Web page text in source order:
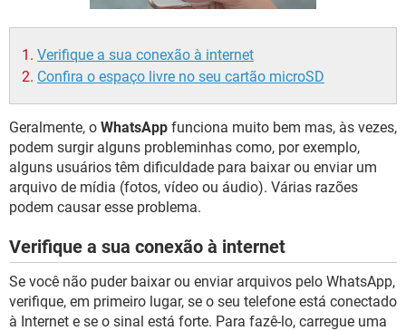
Verifique a sua conexão à internet
Confira o espaço livre no seu cartão microSD
Geralmente, o WhatsApp funciona muito bem mas, às vezes,
podem surgir alguns probleminhas como, por exemplo,
alguns usuários têm dificuldade para baixar ou enviar um
arquivo de mídia (fotos, vídeo ou áudio). Várias razões
podem causar esse problema.
Verifique a sua conexão à internet
Se você não puder baixar ou enviar arquivos pelo WhatsApp,
verifique, em primeiro lugar, se o seu telefone está conectado
à Internet e se o sinal está forte. Para fazê-lo, carregue uma